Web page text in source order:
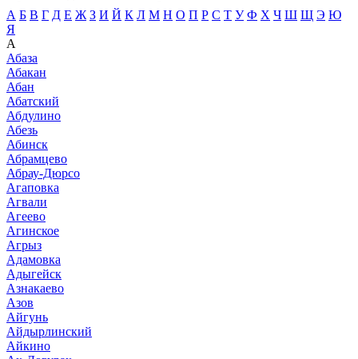
А Б В Г Д Е Ж З И Й К Л М Н О П Р С Т У Ф Х Ч Ш Щ Э Ю
Я
А
Абаза
Абакан
Абан
Абатский
Абдулино
Абезь
Абинск
Абрамцево
Абрау-Дюрсо
Агаповка
Агвали
Агеево
Агинское
Агрыз
Адамовка
Адыгейск
Азнакаево
Азов
Айгунь
Айдырлинский
Айкино